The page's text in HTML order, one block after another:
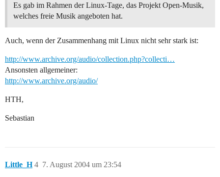
Es gab im Rahmen der Linux-Tage, das Projekt Open-Musik,
welches freie Musik angeboten hat.
Auch, wenn der Zusammenhang mit Linux nicht sehr stark ist:
http://www.archive.org/audio/collection.php?collecti…
Ansonsten allgemeiner:
http://www.archive.org/audio/
HTH,
Sebastian
Little_H 7. August 2004 um 23:54
4